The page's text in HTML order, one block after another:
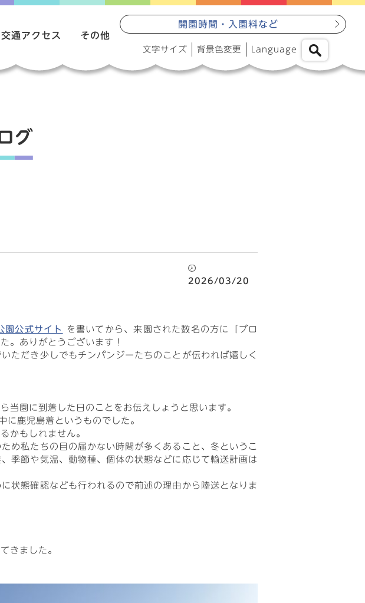
交通アクセス その他
開園時間・入園料など
文字サイズ 背景色変更 Language
グ
2026/03/20
園公式サイト
を書いてから、来園された数名の方に「ブロ
。ありがとうございます！
ただき少しでもチンパンジーたちのことが伝われば嬉しく
園に到着した日のことをお伝えしょうと思います。
鹿児島着というものでした。
かもしれません。
め私たちの目の届かない時間が多くあること、冬というこ
季節や気温、動物種、個体の状態などに応じて輸送計画は
状態確認なども行われるので前述の理由から陸送となりま
きました。